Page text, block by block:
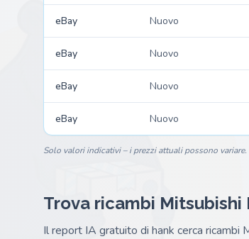
eBay Nuovo
eBay Nuovo
eBay Nuovo
eBay Nuovo
Solo valori indicativi – i prezzi attuali possono variare.
Trova ricambi Mitsubishi
Il report IA gratuito di hank cerca ricambi